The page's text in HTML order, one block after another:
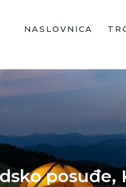
NASLOVNICA
posuđe,